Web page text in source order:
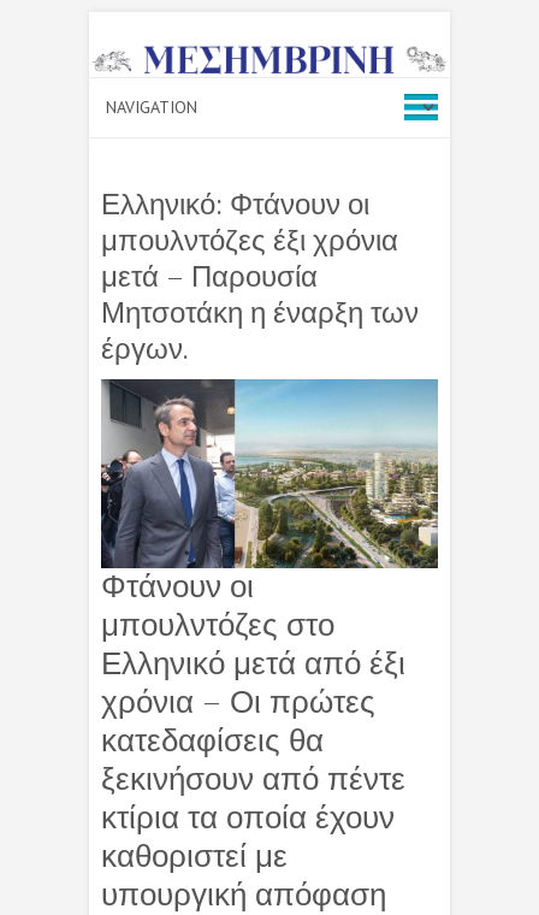
Ελληνικό: Φτάνουν οι
μπουλντόζες έξι χρόνια
μετά – Παρουσία
Μητσοτάκη η έναρξη των
έργων.
Φτάνουν οι
μπουλντόζες στο
Ελληνικό μετά από έξι
χρόνια – Οι πρώτες
κατεδαφίσεις θα
ξεκινήσουν από πέντε
κτίρια τα οποία έχουν
καθοριστεί με
υπουργική απόφαση